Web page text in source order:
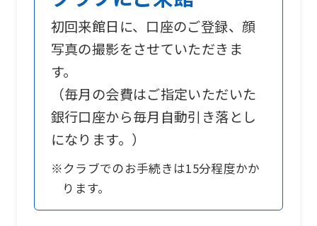
初回来館日に、口座のご登録、顔
写真の撮影をさせていただきま
す。
（毎月の会費はご指定いただいた
銀行口座から毎月自動引き落とし
になります。）
※クラブでのお手続きは15分程度かか
ります。